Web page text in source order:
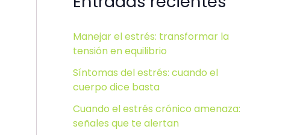
Manejar el estrés: transformar la
tensión en equilibrio
Síntomas del estrés: cuando el
cuerpo dice basta
Cuando el estrés crónico amenaza:
señales que te alertan